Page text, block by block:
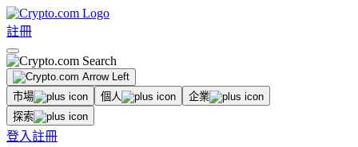
註冊
市場 個人
企業
探索
登入註冊